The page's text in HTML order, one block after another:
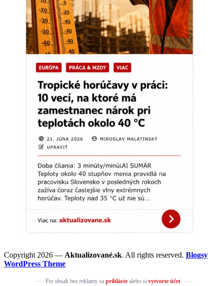
Copyright 2026 — Aktualizované.sk. All rights reserved. Blogsy
WordPress Theme
Pre obsah bez reklamy sa prihlástealebo si vytvorte účet.